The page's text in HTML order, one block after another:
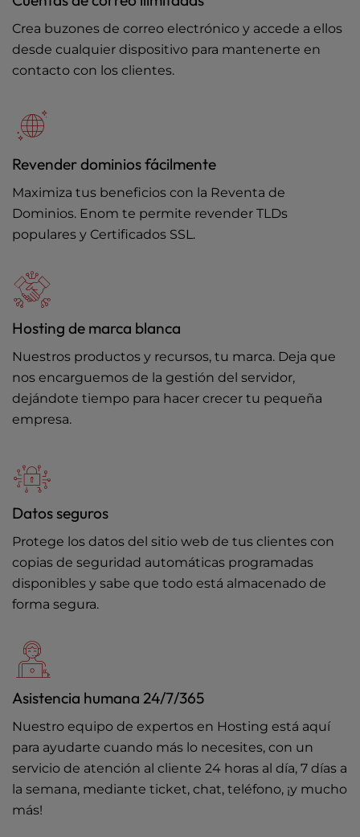
Crea buzones de correo electrónico y accede a ellos
desde cualquier dispositivo para mantenerte en
contacto con los clientes.
Revender dominios fácilmente
Maximiza tus beneficios con la Reventa de
Dominios. Enom te permite revender TLDs
populares y Certificados SSL.
Hosting de marca blanca
Nuestros productos y recursos, tu marca. Deja que
nos encarguemos de la gestión del servidor,
dejándote tiempo para hacer crecer tu pequeña
empresa.
Datos seguros
Protege los datos del sitio web de tus clientes con
copias de seguridad automáticas programadas
disponibles y sabe que todo está almacenado de
forma segura.
Asistencia humana 24/7/365
Nuestro equipo de expertos en Hosting está aquí
para ayudarte cuando más lo necesites, con un
servicio de atención al cliente 24 horas al día, 7 días a
la semana, mediante ticket, chat, teléfono, ¡y mucho
más!